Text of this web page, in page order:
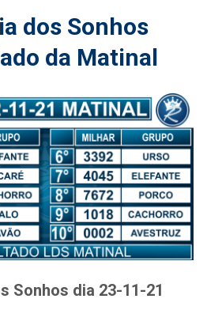
dos Sonhos
da Matinal
Sonhos dia 23-11-21